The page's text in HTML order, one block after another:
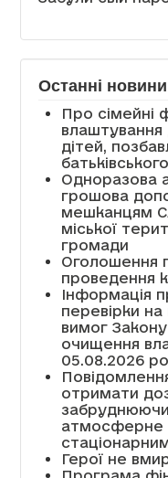
Останні новини
Про сімейні
влаштування
дітей,
Одноразова
грошова
мешканцям
міської
громади
Оголошення
проведення
Інформація
перевірки на
вимог
очищення
05.08.2026
отримати
атмосферне
Герої не